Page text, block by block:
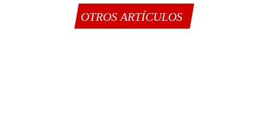
OTROS ARTÍCULOS